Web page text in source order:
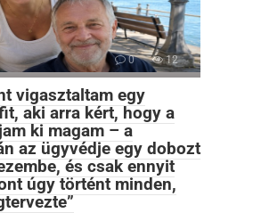
0 12
vigasztaltam egy
aki arra kért, hogy a
ki magam – a
az ügyvédje egy dobozt
és csak ennyit
úgy történt minden,